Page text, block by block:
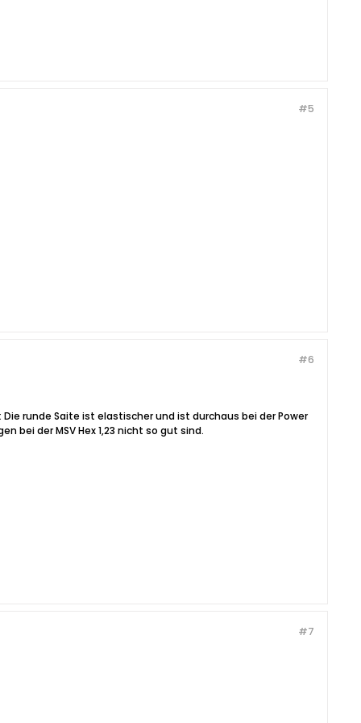
#5
#6
runde Saite ist elastischer und ist durchaus bei der Power
bei der MSV Hex 1,23 nicht so gut sind.
#7